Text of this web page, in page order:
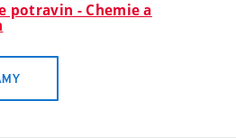
potravin - Chemie a